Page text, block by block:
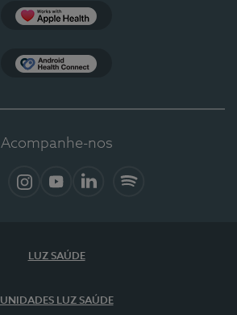
Acompanhe-nos
LUZ SAÚDE
UNIDADES LUZ SAÚDE